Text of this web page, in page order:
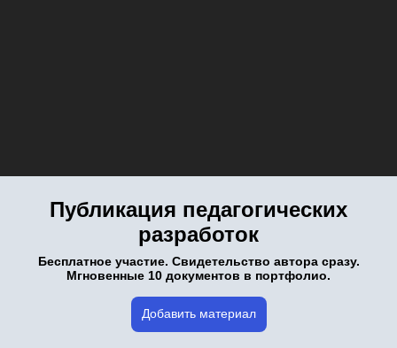
Публикация педагогических
разработок
Бесплатное участие. Свидетельство автора сразу.
Мгновенные 10 документов в портфолио.
Добавить материал